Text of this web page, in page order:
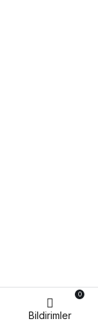
Bildirimler
0